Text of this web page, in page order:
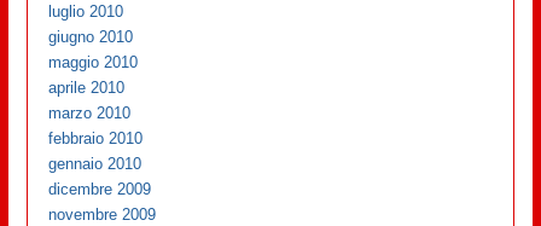
luglio 2010
giugno 2010
maggio 2010
aprile 2010
marzo 2010
febbraio 2010
gennaio 2010
dicembre 2009
novembre 2009